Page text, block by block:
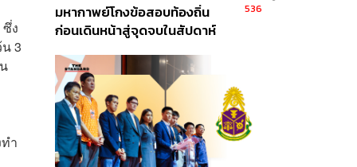
ง
3
ำ
มหากาพย์โกงข้อสอบท้องถิ่น
ก่อนเดินหน้าสู่จุดจบในสัปดาห์
536